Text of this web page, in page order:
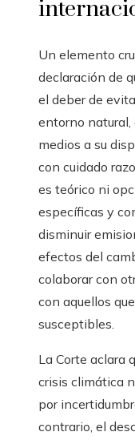
Un elemento
declaración de
el deber de
entorno
medios a su
con cuidado
es teórico ni
específicas y
disminuir
efectos del
colaborar con
con aquellos
susceptibles.
La Corte aclara
crisis climática
por
contrario, el